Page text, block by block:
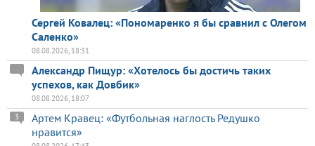
Сергей Ковалец: «Пономаренко я бы сравнил с Олегом
Саленко»
08.08.2026, 18:31
Александр Пищур: «Хотелось бы достичь таких
успехов, как Довбик»
08.08.2026, 18:07
Артем Кравец: «Футбольная наглость Редушко
нравится»
3